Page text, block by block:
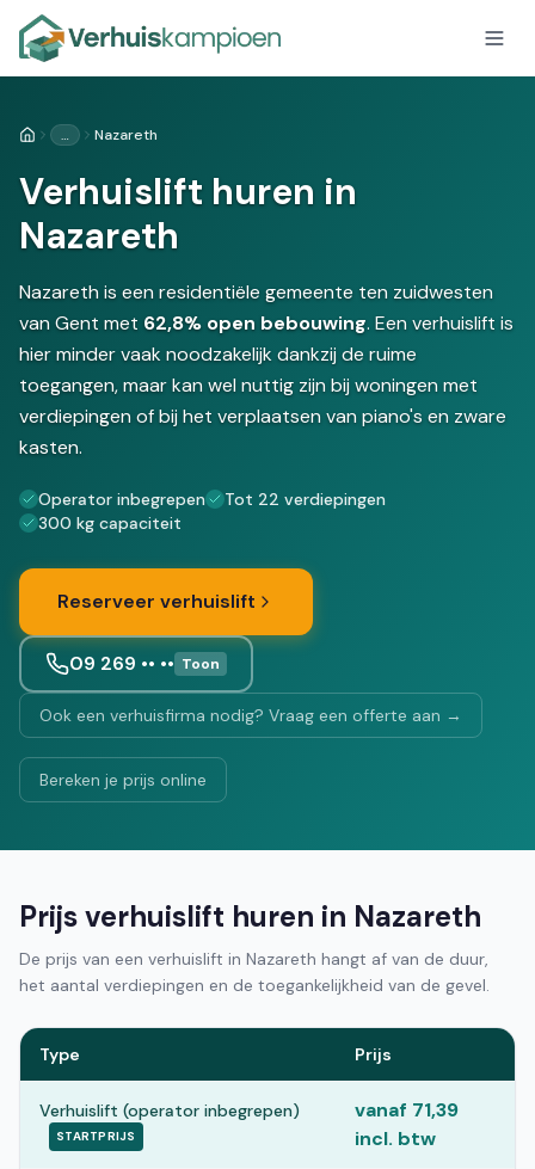
Home… Nazareth
Verhuislift huren in
Nazareth
Nazareth is een residentiële gemeente ten zuidwesten
van Gent met 62,8% open bebouwing. Een verhuislift is
hier minder vaak noodzakelijk dankzij de ruime
toegangen, maar kan wel nuttig zijn bij woningen met
verdiepingen of bij het verplaatsen van piano's en zware
kasten.
Operator inbegrepen
Tot 22 verdiepingen
300 kg capaciteit
Reserveer verhuislift
09 269 •• •• Toon
Ook een verhuisfirma nodig? Vraag een offerte aan →
Bereken je prijs online
Prijs verhuislift huren in Nazareth
De prijs van een verhuislift in Nazareth hangt af van de duur,
het aantal verdiepingen en de toegankelijkheid van de gevel.
Type Prijs
Verhuislift (operator inbegrepen)
STARTPRIJS
vanaf 71,39
incl. btw